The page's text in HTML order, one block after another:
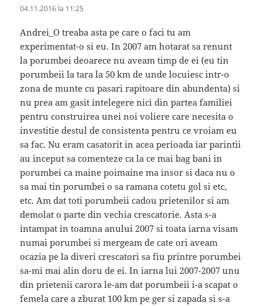
04.11.2016 la 11:25
Andrei_O treaba asta pe care o faci tu am
experimentat-o si eu. In 2007 am hotarat sa renunt
la porumbei deoarece nu aveam timp de ei (eu tin
porumbeii la tara la 50 km de unde locuiesc intr-o
zona de munte cu pasari rapitoare din abundenta) si
nu prea am gasit intelegere nici din partea familiei
pentru construirea unei noi voliere care necesita o
investitie destul de consistenta pentru ce vroiam eu
sa fac. Nu eram casatorit in acea perioada iar parintii
au inceput sa comenteze ca la ce mai bag bani in
porumbei ca maine poimaine ma insor si daca nu o
sa mai tin porumbei o sa ramana cotetu gol si etc,
etc. Am dat toti porumbeii cadou prietenilor si am
demolat o parte din vechia crescatorie. Asta s-a
intampat in toamna anului 2007 si toata iarna visam
numai porumbei si mergeam de cate ori aveam
ocazia pe la diveri crescatori sa fiu printre porumbei
sa-mi mai alin doru de ei. In iarna lui 2007-2007 unu
din prietenii carora le-am dat porumbeii i-a scapat o
femela care a zburat 100 km pe ger si zapada si s-a